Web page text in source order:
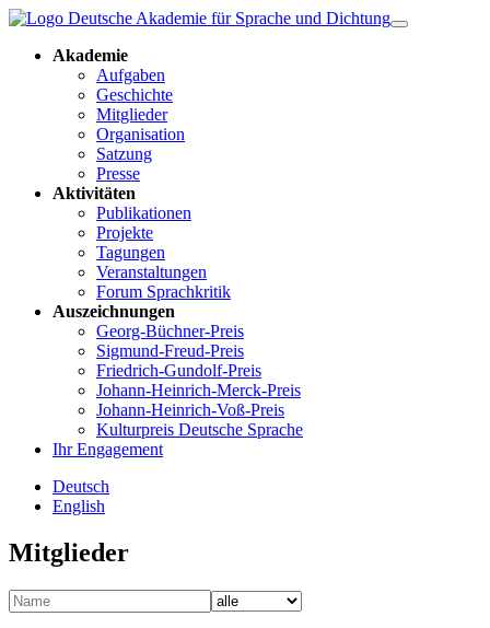
Akademie
Aufgaben
Geschichte
Mitglieder
Organisation
Satzung
Presse
Aktivitäten
Publikationen
Projekte
Tagungen
Veranstaltungen
Forum Sprachkritik
Auszeichnungen
Georg-Büchner-Preis
Sigmund-Freud-Preis
Friedrich-Gundolf-Preis
Johann-Heinrich-Merck-Preis
Johann-Heinrich-Voß-Preis
Kulturpreis Deutsche Sprache
Ihr Engagement
Deutsch
English
Mitglieder